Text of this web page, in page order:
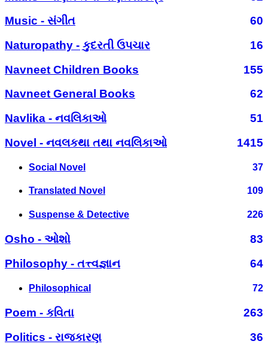
Music - સંગીત
60
Naturopathy - કુદરતી ઉપચાર
16
Navneet Children Books
155
Navneet General Books
62
Navlika - નવલિકાઓ
51
Novel - નવલકથા તથા નવલિકાઓ
1415
Social Novel 37
Translated Novel 109
Suspense & Detective 226
Osho - ઓશો
83
Philosophy - તત્ત્વજ્ઞાન
64
Philosophical 72
Poem - કવિતા
263
Politics - રાજકારણ
36